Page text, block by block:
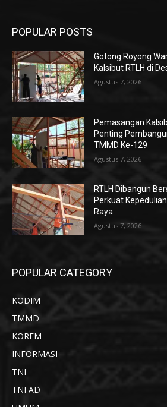
POPULAR POSTS
Gotong Royong
Kalsibut RTLH di
Agustus 7, 2026
Pemasangan
Penting
TMMD Ke-129
Agustus 7, 2026
RTLH Dibangun
Perkuat
Raya
Agustus 7, 2026
POPULAR CATEGORY
KODIM
TMMD
KOREM
INFORMASI
TNI
TNI AD